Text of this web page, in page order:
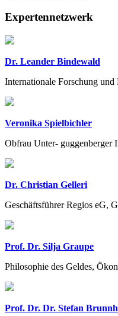
Expertennetzwerk
Dr. Leander Bindewald
Internationale Forschung und
Veronika Spielbichler
Obfrau Unter- guggenberger
Dr. Christian Gelleri
Geschäftsführer Regios eG,
Prof. Dr. Silja Graupe
Philosophie des Geldes,
Prof. Dr. Dr. Stefan